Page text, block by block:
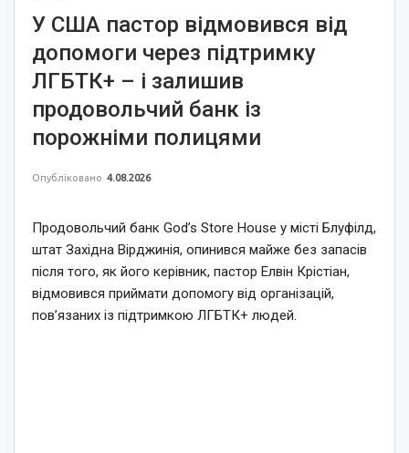
У США пастор відмовився від
допомоги через підтримку
ЛГБТК+ – і залишив
продовольчий банк із
порожніми полицями
Опубліковано 4.08.2026
Продовольчий банк God’s Store House у місті Блуфілд,
штат Західна Вірджинія, опинився майже без запасів
після того, як його керівник, пастор Елвін Крістіан,
відмовився приймати допомогу від організацій,
пов’язаних із підтримкою ЛГБТК+ людей.